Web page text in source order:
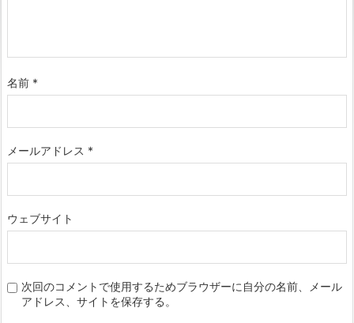
名前 *
メールアドレス *
ウェブサイト
次回のコメントで使用するためブラウザーに自分の名前、メール
アドレス、サイトを保存する。